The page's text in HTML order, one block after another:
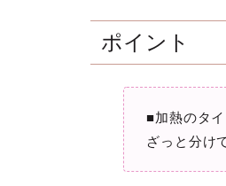
ポイント
■加熱のタ
ざっと分け